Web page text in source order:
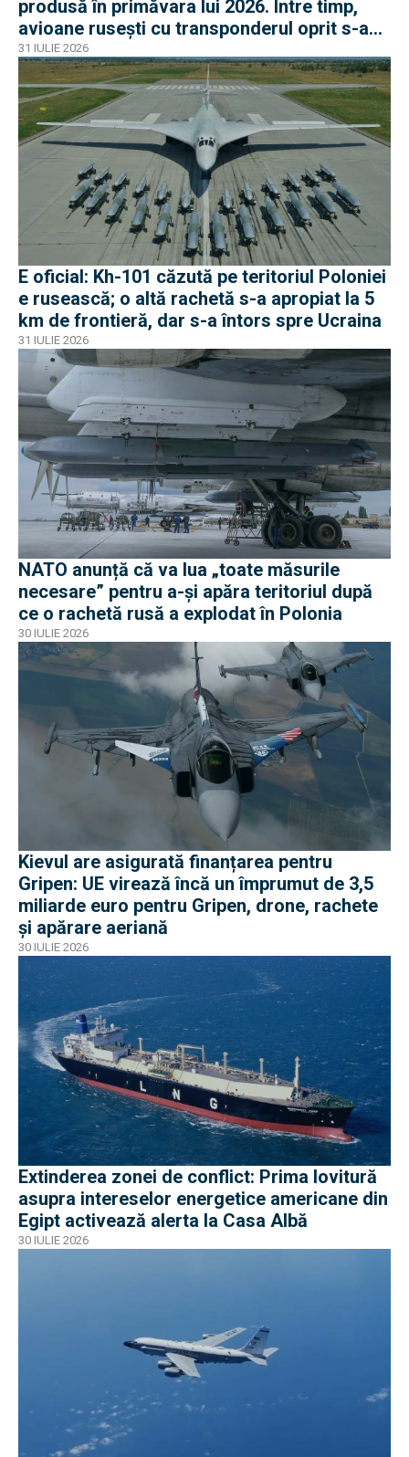
produsă în primăvara lui 2026. Între timp,
avioane rusești cu transponderul oprit s-au
apropiat de frontiera Poloniei
31 IULIE 2026
E oficial: Kh-101 căzută pe teritoriul Poloniei
e rusească; o altă rachetă s-a apropiat la 5
km de frontieră, dar s-a întors spre Ucraina
31 IULIE 2026
NATO anunță că va lua „toate măsurile
necesare” pentru a-și apăra teritoriul după
ce o rachetă rusă a explodat în Polonia
30 IULIE 2026
Kievul are asigurată finanțarea pentru
Gripen: UE virează încă un împrumut de 3,5
miliarde euro pentru Gripen, drone, rachete
și apărare aeriană
30 IULIE 2026
Extinderea zonei de conflict: Prima lovitură
asupra intereselor energetice americane din
Egipt activează alerta la Casa Albă
30 IULIE 2026